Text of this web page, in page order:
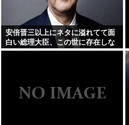
安倍晋三以上にネタに溢れてて面
白い総理大臣、この世に存在しな
い説www